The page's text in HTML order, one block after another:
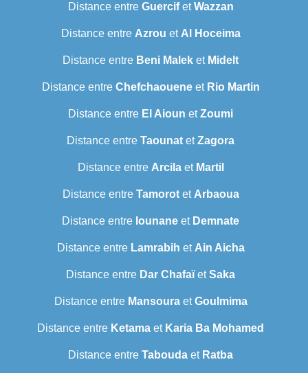
Distance entre GuercifetWazzan
Distance entre Azrou et Al Hoceima
Distance entre Beni Malek et Midelt
Distance entre Chefchaoueneet Rio Martin
Distance entre El Aioun etZoumi
Distance entre Taounat etZagora
Distance entre Arcilaet Martil
Distance entre Tamorotet Arbaoua
Distance entre Iounane et Demnate
Distance entre Lamrabih et Ain Aicha
Distance entre Dar ChafaïetSaka
Distance entre MansouraetGoulmima
Distance entre Ketama et Karia Ba Mohamed
Distance entre Tabouda et Ratba